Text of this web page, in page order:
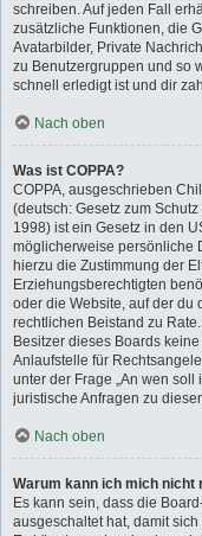
schreiben. Auf jeden Fall
zusätzliche Funktionen, die
Avatarbilder, Private
zu Benutzergruppen und so
schnell erledigt ist und dir
Nach oben
Was ist COPPA?
COPPA, ausgeschrieben
(deutsch: Gesetz zum
1998) ist ein Gesetz in den
möglicherweise persönliche
hierzu die Zustimmung der
Erziehungsberechtigten
oder die Website, auf der du
rechtlichen Beistand zu
Besitzer dieses Boards
Anlaufstelle für
unter der Frage „An wen
juristische Anfragen zu
Nach oben
Warum kann ich mich nicht
Es kann sein, dass die
ausgeschaltet hat, damit